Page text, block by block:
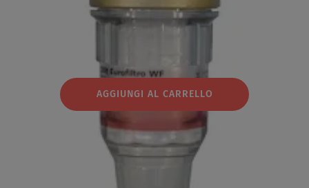
AGGIUNGI AL CARRELLO